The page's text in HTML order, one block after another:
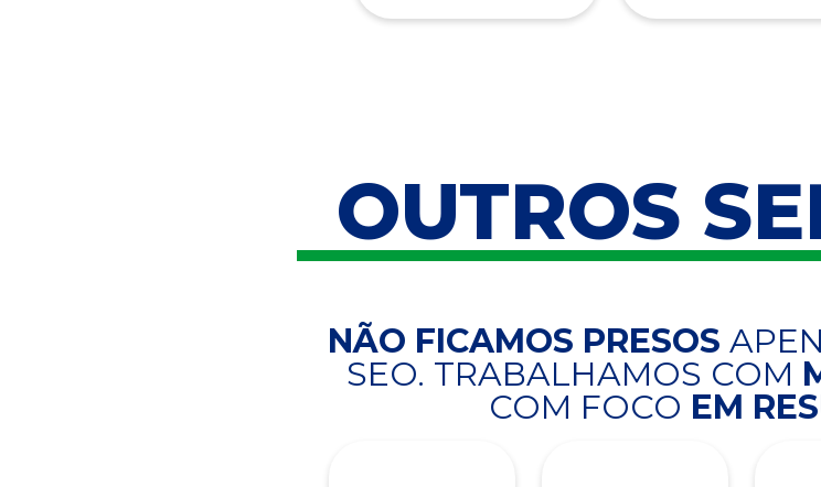
OUTROS
NÃO FICAMOS PRESOS
SEO. TRABALHAMOS COM
COM FOCO EM